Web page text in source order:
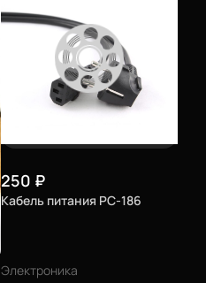
250 ₽
Кабель питания PC-186
Электроника